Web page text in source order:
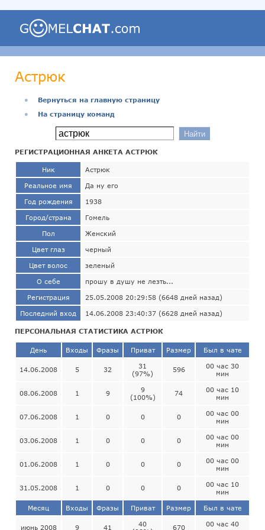
Астрюк
●
Вернуться на главную страницу
●
На страницу команд
РЕГИСТРАЦИОННАЯ АНКЕТА АСТРЮК
Ник Астрюк
Реальное имя Да ну его
Год рождения 1938
Город/страна Гомель
Пол Женский
Цвет глаз черный
Цвет волос зеленый
О себе прошу в душу не лезть...
Регистрация 25.05.2008 20:29:58 (6648 дней назад)
Последний вход 14.06.2008 23:40:37 (6628 дней назад)
ПЕРСОНАЛЬНАЯ СТАТИСТИКА АСТРЮК
День Входы Фразы Приват Размер Был в чате
14.06.2008 5 32
31
(97%)
596
00 час 30
мин
08.06.2008 1 9
9
(100%)
74
00 час 10
мин
07.06.2008 1 0 0 0
00 час 00
мин
03.06.2008 1 0 0 0
00 час 00
мин
01.06.2008 1 0 0 0
00 час 00
мин
31.05.2008 1 0 0 0
00 час 10
мин
Месяц Входы Фразы Приват Размер Был в чате
июнь 2008 9 41
40
670
00 час 40